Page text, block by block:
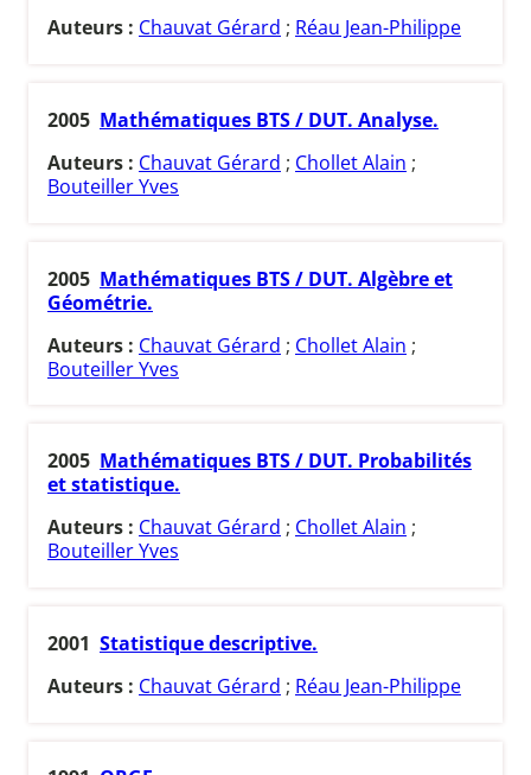
Auteurs : Chauvat Gérard ; Réau Jean-Philippe
2005 Mathématiques BTS / DUT. Analyse.
Auteurs : Chauvat Gérard ; Chollet Alain ;
Bouteiller Yves
2005 Mathématiques BTS / DUT. Algèbre et
Géométrie.
Auteurs : Chauvat Gérard ; Chollet Alain ;
Bouteiller Yves
2005 Mathématiques BTS / DUT. Probabilités
et statistique.
Auteurs : Chauvat Gérard ; Chollet Alain ;
Bouteiller Yves
2001 Statistique descriptive.
Auteurs : Chauvat Gérard ; Réau Jean-Philippe